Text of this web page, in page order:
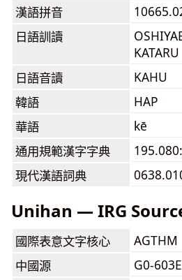
漢語拼音
日語訓讀
KATARU
日語音讀
KAHU
韓語
HAP
華語
kē
通用規範漢字字典
現代漢語詞典
Unihan — IRG
國際表意文字核心
AGTHM
中國源
G0-603E